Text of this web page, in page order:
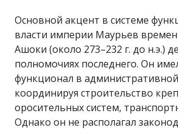
Основной акцент в системе
власти империи Маурьев
Ашоки (около 273–232 г. до н.э.)
полномочиях последнего. Он
функционал в
координируя строительство
оросительных систем,
Однако он не располагал